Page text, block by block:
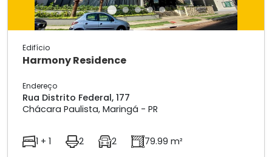
Edifício
Harmony Residence
Endereço
Rua Distrito Federal, 177
Chácara Paulista, Maringá - PR
1 + 1 2 2 79.99 m²